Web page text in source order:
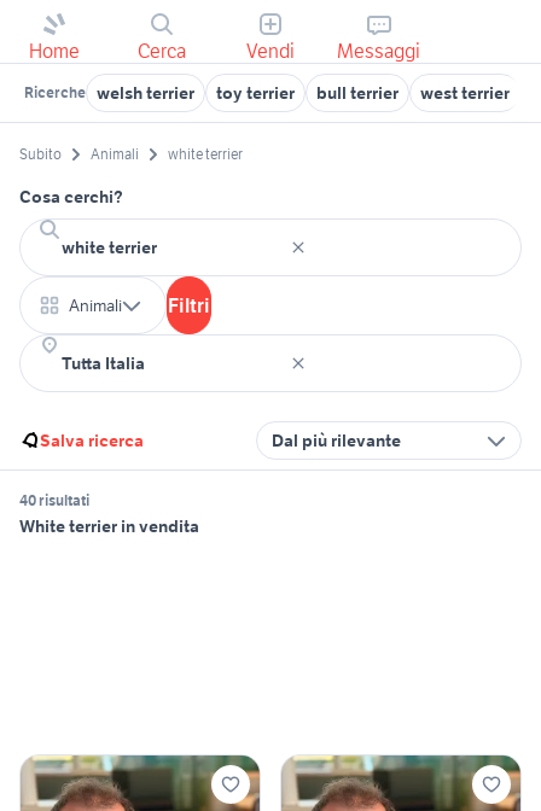
Home Cerca Vendi Messaggi
Ricerche welsh terrier toy terrier bull terrier west terrier
Subito Animali white terrier
Cosa cerchi?
Animali Filtri
Salva ricerca Dal più rilevante
40 risultati
White terrier in vendita